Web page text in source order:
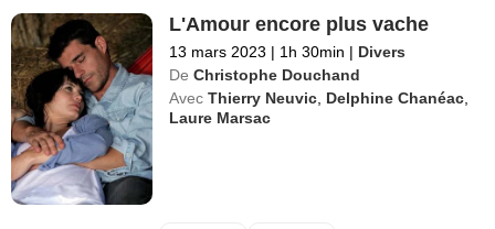
L'Amour encore plus vache
13 mars 2023 | 1h 30min | Divers
De Christophe Douchand
Avec Thierry Neuvic Delphine Chanéac
Laure Marsac